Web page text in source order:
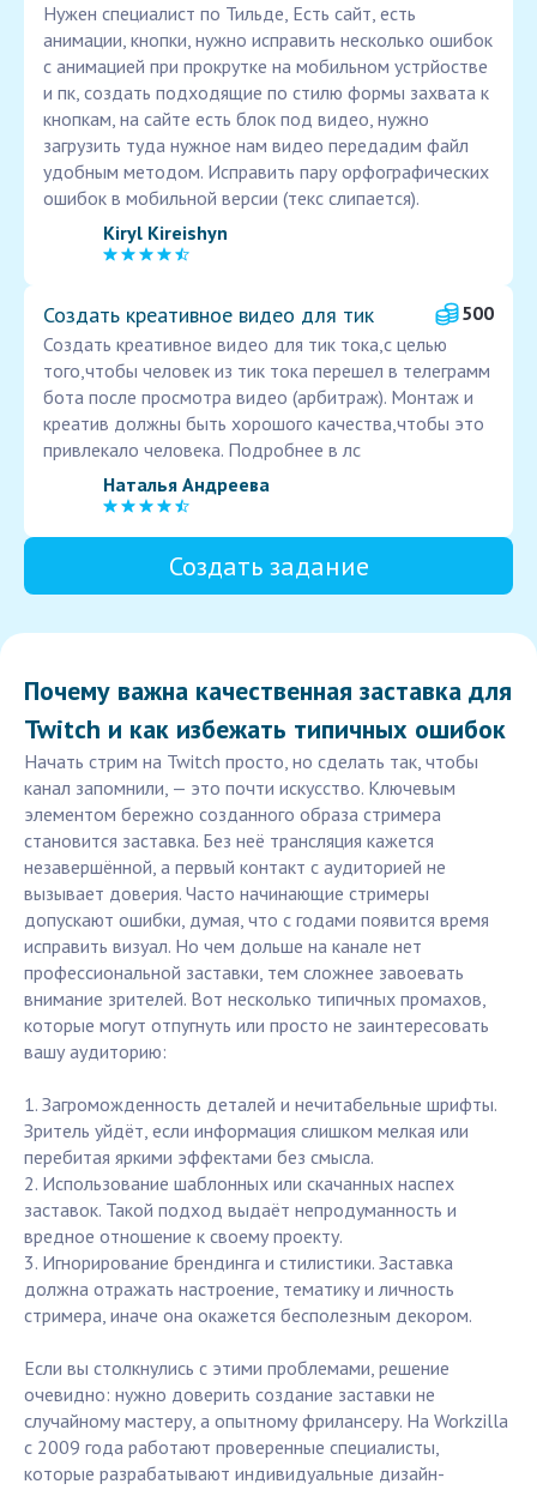
Нужен специалист по Тильде, Есть сайт, есть
анимации, кнопки, нужно исправить несколько ошибок
с анимацией при прокрутке на мобильном устрйостве
и пк, создать подходящие по стилю формы захвата к
кнопкам, на сайте есть блок под видео, нужно
загрузить туда нужное нам видео передадим файл
удобным методом. Исправить пару орфографических
ошибок в мобильной версии (текс слипается).
Kiryl Kireishyn
Создать креативное видео для тик
500
Создать креативное видео для тик тока,с целью
того,чтобы человек из тик тока перешел в телеграмм
бота после просмотра видео (арбитраж). Монтаж и
креатив должны быть хорошого качества,чтобы это
привлекало человека. Подробнее в лс
Наталья Андреева
Создать задание
Почему важна качественная заставка для
Twitch и как избежать типичных ошибок
Начать стрим на Twitch просто, но сделать так, чтобы
канал запомнили, — это почти искусство. Ключевым
элементом бережно созданного образа стримера
становится заставка. Без неё трансляция кажется
незавершённой, а первый контакт с аудиторией не
вызывает доверия. Часто начинающие стримеры
допускают ошибки, думая, что с годами появится время
исправить визуал. Но чем дольше на канале нет
профессиональной заставки, тем сложнее завоевать
внимание зрителей. Вот несколько типичных промахов,
которые могут отпугнуть или просто не заинтересовать
вашу аудиторию:
1. Загроможденность деталей и нечитабельные шрифты.
Зритель уйдёт, если информация слишком мелкая или
перебитая яркими эффектами без смысла.
2. Использование шаблонных или скачанных наспех
заставок. Такой подход выдаёт непродуманность и
вредное отношение к своему проекту.
3. Игнорирование брендинга и стилистики. Заставка
должна отражать настроение, тематику и личность
стримера, иначе она окажется бесполезным декором.
Если вы столкнулись с этими проблемами, решение
очевидно: нужно доверить создание заставки не
случайному мастеру, а опытному фрилансеру. На Workzilla
с 2009 года работают проверенные специалисты,
которые разрабатывают индивидуальные дизайн-